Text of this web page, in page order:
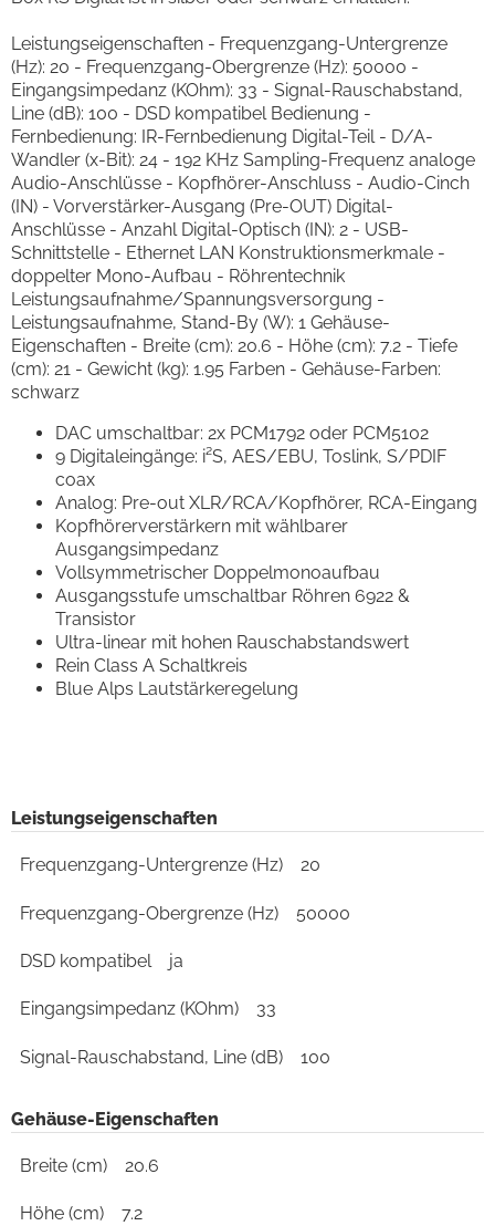
Leistungseigenschaften - Frequenzgang-Untergrenze
(Hz): 20 - Frequenzgang-Obergrenze (Hz): 50000 -
Eingangsimpedanz (KOhm): 33 - Signal-Rauschabstand,
Line (dB): 100 - DSD kompatibel Bedienung -
Fernbedienung: IR-Fernbedienung Digital-Teil - D/A-
Wandler (x-Bit): 24 - 192 KHz Sampling-Frequenz analoge
Audio-Anschlüsse - Kopfhörer-Anschluss - Audio-Cinch
(IN) - Vorverstärker-Ausgang (Pre-OUT) Digital-
Anschlüsse - Anzahl Digital-Optisch (IN): 2 - USB-
Schnittstelle - Ethernet LAN Konstruktionsmerkmale -
doppelter Mono-Aufbau - Röhrentechnik
Leistungsaufnahme/Spannungsversorgung -
Leistungsaufnahme, Stand-By (W): 1 Gehäuse-
Eigenschaften - Breite (cm): 20.6 - Höhe (cm): 7.2 - Tiefe
(cm): 21 - Gewicht (kg): 1.95 Farben - Gehäuse-Farben:
schwarz
DAC umschaltbar: 2x PCM1792 oder PCM5102
9 Digitaleingänge: i²S, AES/EBU, Toslink, S/PDIF
coax
Analog: Pre-out XLR/RCA/Kopfhörer, RCA-Eingang
Kopfhörerverstärkern mit wählbarer
Ausgangsimpedanz
Vollsymmetrischer Doppelmonoaufbau
Ausgangsstufe umschaltbar Röhren 6922 &
Transistor
Ultra-linear mit hohen Rauschabstandswert
Rein Class A Schaltkreis
Blue Alps Lautstärkeregelung
Leistungseigenschaften
Frequenzgang-Untergrenze (Hz) 20
Frequenzgang-Obergrenze (Hz) 50000
DSD kompatibel ja
Eingangsimpedanz (KOhm) 33
Signal-Rauschabstand, Line (dB) 100
Gehäuse-Eigenschaften
Breite (cm) 20.6
Höhe (cm) 7.2